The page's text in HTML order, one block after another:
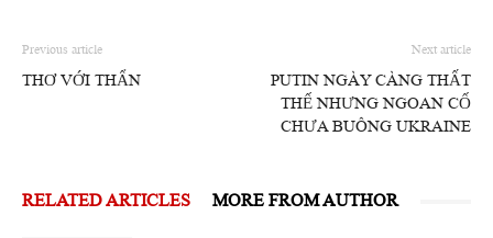
Previous article
THƠ VỚI THẨN
Next article
PUTIN NGÀY CÀNG THẤT
THẾ NHƯNG NGOAN CỐ
CHƯA BUÔNG UKRAINE
RELATED ARTICLES MORE FROM AUTHOR